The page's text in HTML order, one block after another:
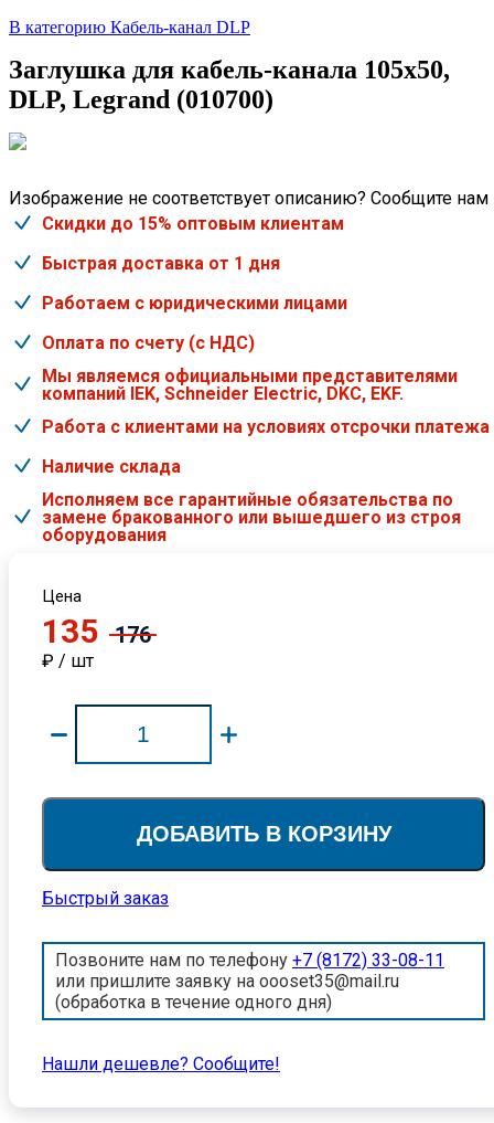
В категорию Кабель-канал DLP
Заглушка для кабель-канала 105х50,
DLP, Legrand (010700)
Изображение не соответствует описанию? Сообщите нам
Скидки до 15% оптовым клиентам
Быстрая доставка от 1 дня
Работаем с юридическими лицами
Оплата по счету (с НДС)
Мы являемся официальными представителями
компаний IEK, Schneider Electric, DKC, EKF.
Работа с клиентами на условиях отсрочки платежа
Наличие склада
Исполняем все гарантийные обязательства по
замене бракованного или вышедшего из строя
оборудования
Цена
135 176
₽ / шт
ДОБАВИТЬ В КОРЗИНУ
Быстрый заказ
Позвоните нам по телефону +7 (8172) 33-08-11
или пришлите заявку на oooset35@mail.ru
(обработка в течение одного дня)
Нашли дешевле? Cообщите!